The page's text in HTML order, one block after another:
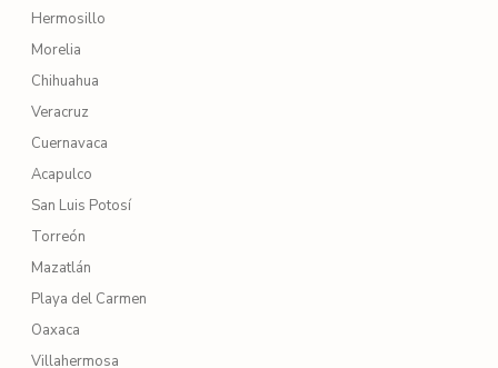
Hermosillo
Morelia
Chihuahua
Veracruz
Cuernavaca
Acapulco
San Luis Potosí
Torreón
Mazatlán
Playa del Carmen
Oaxaca
Villahermosa